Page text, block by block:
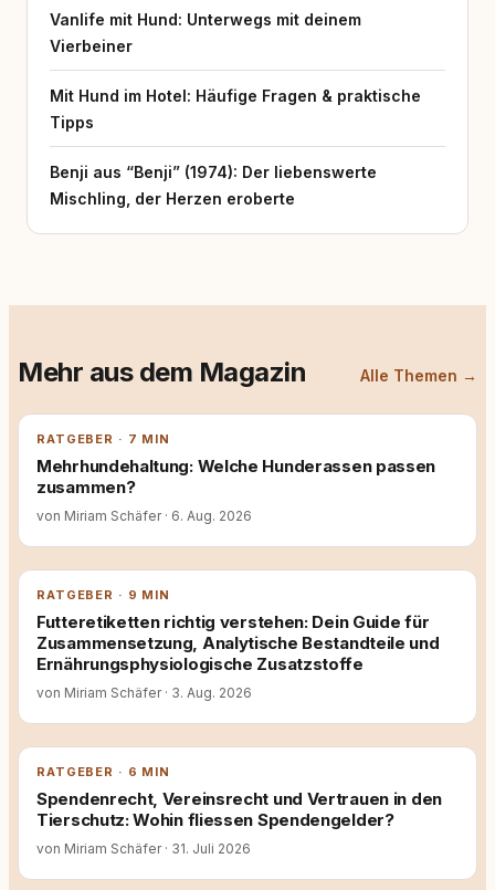
Vanlife mit Hund: Unterwegs mit deinem
Vierbeiner
Mit Hund im Hotel: Häufige Fragen & praktische
Tipps
Benji aus “Benji” (1974): Der liebenswerte
Mischling, der Herzen eroberte
Mehr aus dem Magazin Alle Themen →
RATGEBER · 7 MIN
Mehrhundehaltung: Welche Hunderassen passen
zusammen?
von Miriam Schäfer · 6. Aug. 2026
RATGEBER · 9 MIN
Futteretiketten richtig verstehen: Dein Guide für
Zusammensetzung, Analytische Bestandteile und
Ernährungsphysiologische Zusatzstoffe
von Miriam Schäfer · 3. Aug. 2026
RATGEBER · 6 MIN
Spendenrecht, Vereinsrecht und Vertrauen in den
Tierschutz: Wohin fliessen Spendengelder?
von Miriam Schäfer · 31. Juli 2026